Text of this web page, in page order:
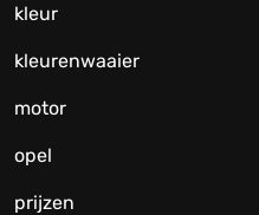
kleur
kleurenwaaier
motor
opel
prijzen